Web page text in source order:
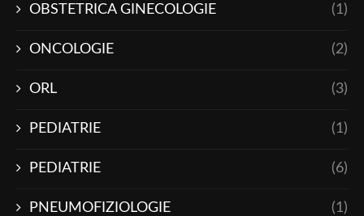
OBSTETRICA GINECOLOGIE (1)
ONCOLOGIE (2)
ORL (3)
PEDIATRIE (1)
PEDIATRIE (6)
PNEUMOFIZIOLOGIE (1)